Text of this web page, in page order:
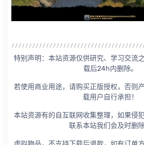
特别声明：本站资源仅供研究、学习交流
载后24h内删除。
若使用商业用途，请购买正版授权，否则
载用户自行承担！
本站资源有的自互联网收集整理，如果侵
联系本站我们会及时删除